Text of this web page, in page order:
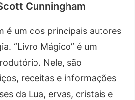
Cunningham
é um dos principais autores
“Livro Mágico” é um
Nele, são
receitas e informações
da Lua, ervas, cristais e